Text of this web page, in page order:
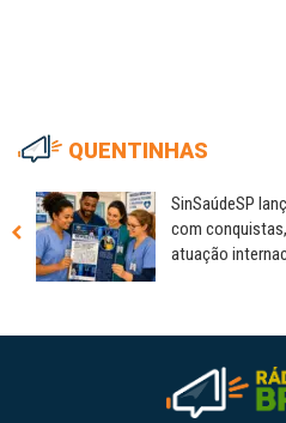
QUENTINHAS
SinSaúdeSP
com
atuação